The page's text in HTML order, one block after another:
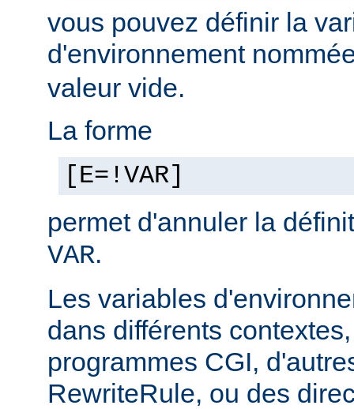
vous pouvez définir la
d'environnement
valeur vide.
La forme
[E=!VAR]
permet d'annuler la
VAR.
Les variables
dans différents
programmes CGI,
RewriteRule, ou des